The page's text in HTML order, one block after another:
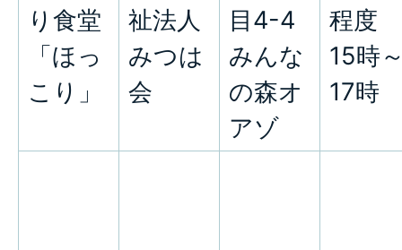
り食堂
「ほっ
こり」
祉法人
みつは
会
目4-4
みんな
の森オ
アゾ
程度
15時
17時